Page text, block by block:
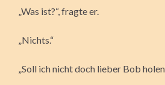
„Was ist?“, fragte er.
„Nichts.“
„Soll ich nicht doch lieber Bob